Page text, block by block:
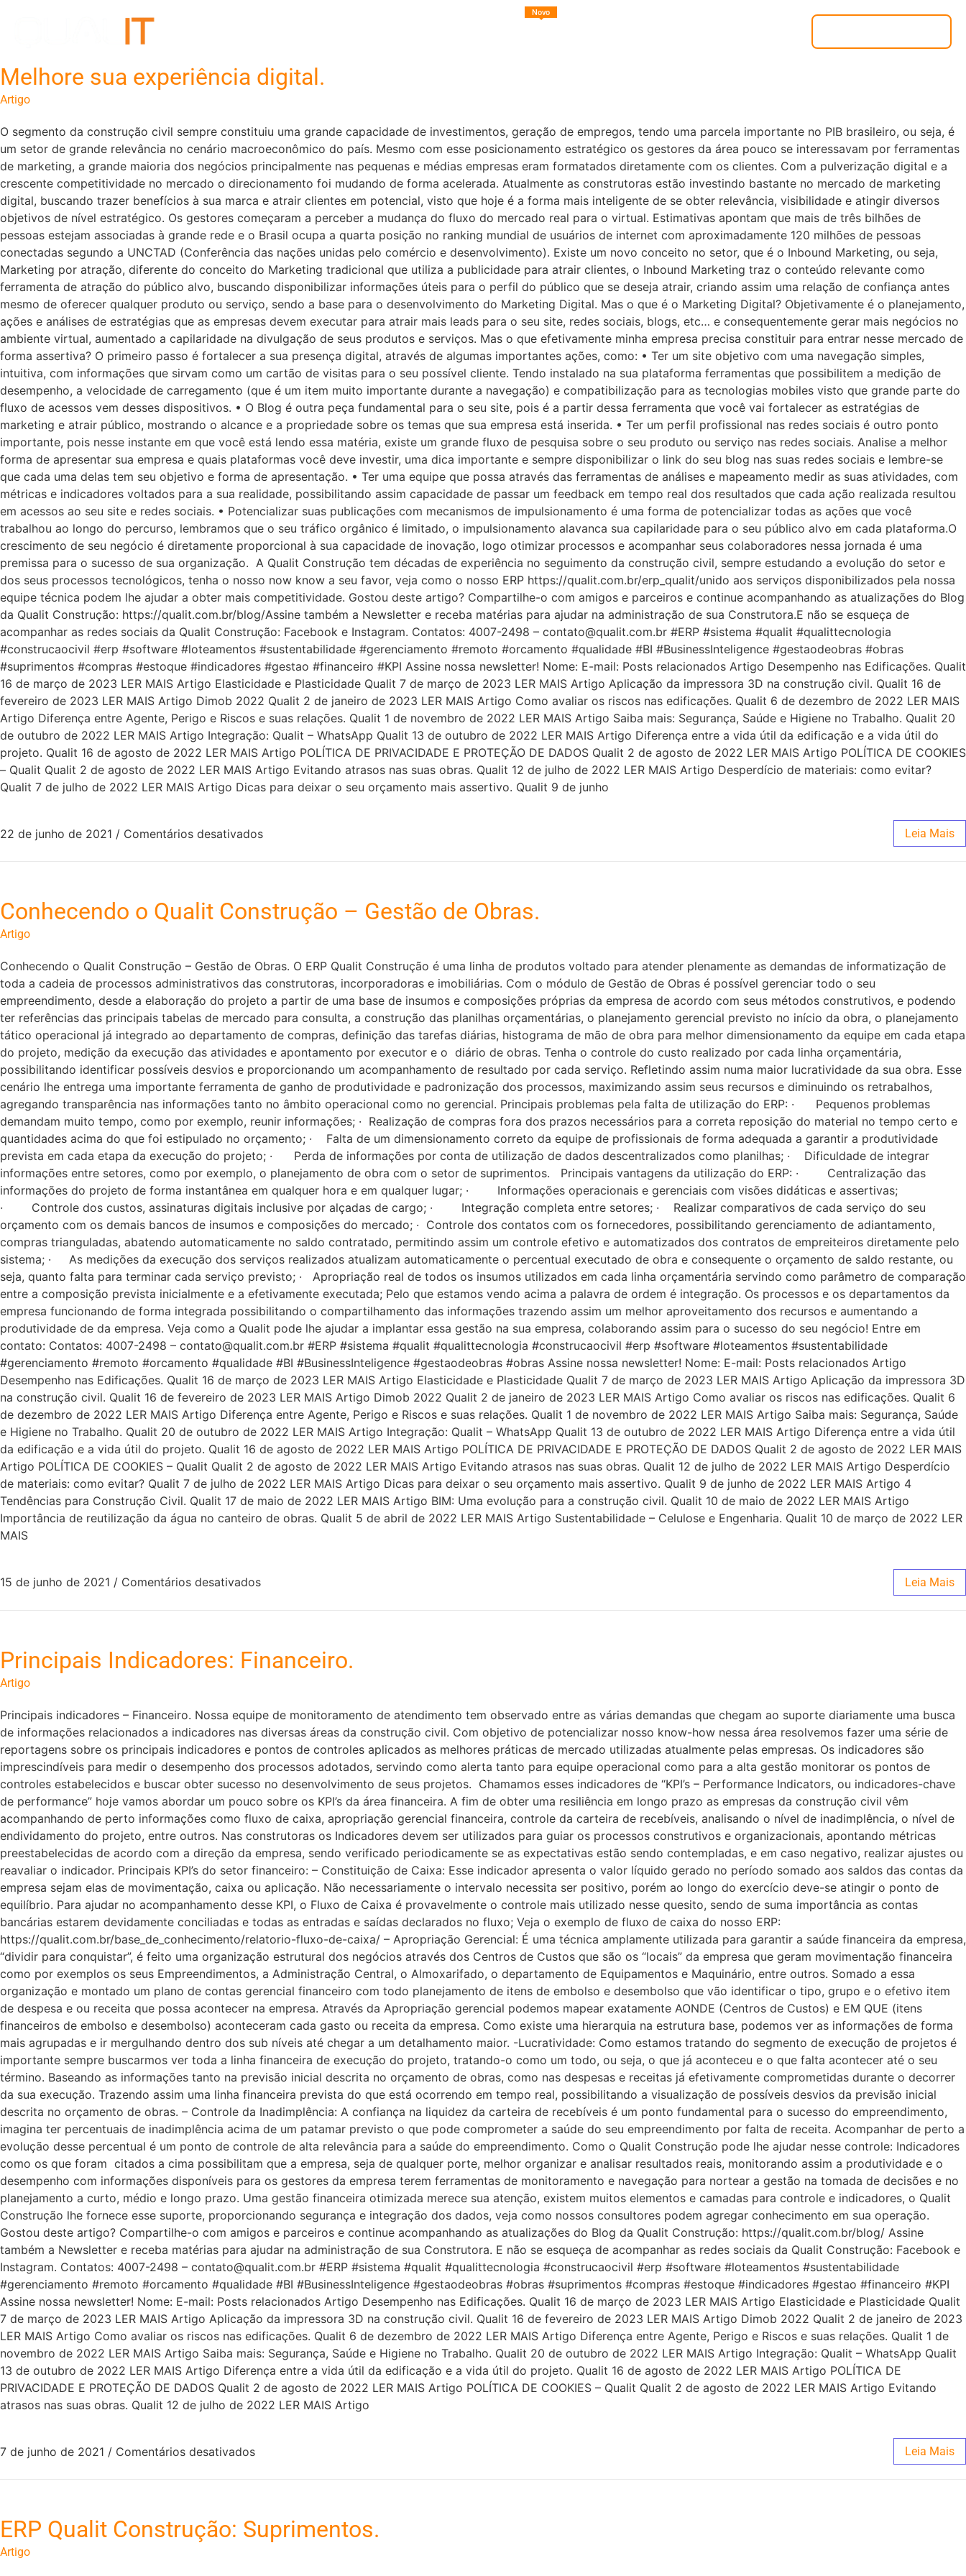
Novo
Melhore sua experiência digital.
Artigo
O segmento da construção civil sempre constituiu uma grande capacidade de investimentos, geração de empregos, tendo uma parcela importante no PIB brasileiro, ou seja, é
um setor de grande relevância no cenário macroeconômico do país. Mesmo com esse posicionamento estratégico os gestores da área pouco se interessavam por ferramentas
de marketing, a grande maioria dos negócios principalmente nas pequenas e médias empresas eram formatados diretamente com os clientes. Com a pulverização digital e a
crescente competitividade no mercado o direcionamento foi mudando de forma acelerada. Atualmente as construtoras estão investindo bastante no mercado de marketing
digital, buscando trazer benefícios à sua marca e atrair clientes em potencial, visto que hoje é a forma mais inteligente de se obter relevância, visibilidade e atingir diversos
objetivos de nível estratégico. Os gestores começaram a perceber a mudança do fluxo do mercado real para o virtual. Estimativas apontam que mais de três bilhões de
pessoas estejam associadas à grande rede e o Brasil ocupa a quarta posição no ranking mundial de usuários de internet com aproximadamente 120 milhões de pessoas
conectadas segundo a UNCTAD (Conferência das nações unidas pelo comércio e desenvolvimento). Existe um novo conceito no setor, que é o Inbound Marketing, ou seja,
Marketing por atração, diferente do conceito do Marketing tradicional que utiliza a publicidade para atrair clientes, o Inbound Marketing traz o conteúdo relevante como
ferramenta de atração do público alvo, buscando disponibilizar informações úteis para o perfil do público que se deseja atrair, criando assim uma relação de confiança antes
mesmo de oferecer qualquer produto ou serviço, sendo a base para o desenvolvimento do Marketing Digital. Mas o que é o Marketing Digital? Objetivamente é o planejamento,
ações e análises de estratégias que as empresas devem executar para atrair mais leads para o seu site, redes sociais, blogs, etc… e consequentemente gerar mais negócios no
ambiente virtual, aumentado a capilaridade na divulgação de seus produtos e serviços. Mas o que efetivamente minha empresa precisa constituir para entrar nesse mercado de
forma assertiva? O primeiro passo é fortalecer a sua presença digital, através de algumas importantes ações, como: • Ter um site objetivo com uma navegação simples,
intuitiva, com informações que sirvam como um cartão de visitas para o seu possível cliente. Tendo instalado na sua plataforma ferramentas que possibilitem a medição de
desempenho, a velocidade de carregamento (que é um item muito importante durante a navegação) e compatibilização para as tecnologias mobiles visto que grande parte do
fluxo de acessos vem desses dispositivos. • O Blog é outra peça fundamental para o seu site, pois é a partir dessa ferramenta que você vai fortalecer as estratégias de
marketing e atrair público, mostrando o alcance e a propriedade sobre os temas que sua empresa está inserida. • Ter um perfil profissional nas redes sociais é outro ponto
importante, pois nesse instante em que você está lendo essa matéria, existe um grande fluxo de pesquisa sobre o seu produto ou serviço nas redes sociais. Analise a melhor
forma de apresentar sua empresa e quais plataformas você deve investir, uma dica importante e sempre disponibilizar o link do seu blog nas suas redes sociais e lembre-se
que cada uma delas tem seu objetivo e forma de apresentação. • Ter uma equipe que possa através das ferramentas de análises e mapeamento medir as suas atividades, com
métricas e indicadores voltados para a sua realidade, possibilitando assim capacidade de passar um feedback em tempo real dos resultados que cada ação realizada resultou
em acessos ao seu site e redes sociais. • Potencializar suas publicações com mecanismos de impulsionamento é uma forma de potencializar todas as ações que você
trabalhou ao longo do percurso, lembramos que o seu tráfico orgânico é limitado, o impulsionamento alavanca sua capilaridade para o seu público alvo em cada plataforma.O
crescimento de seu negócio é diretamente proporcional à sua capacidade de inovação, logo otimizar processos e acompanhar seus colaboradores nessa jornada é uma
premissa para o sucesso de sua organização. A Qualit Construção tem décadas de experiência no seguimento da construção civil, sempre estudando a evolução do setor e
dos seus processos tecnológicos, tenha o nosso now know a seu favor, veja como o nosso ERP https://qualit.com.br/erp_qualit/unido aos serviços disponibilizados pela nossa
equipe técnica podem lhe ajudar a obter mais competitividade. Gostou deste artigo? Compartilhe-o com amigos e parceiros e continue acompanhando as atualizações do Blog
da Qualit Construção: https://qualit.com.br/blog/Assine também a Newsletter e receba matérias para ajudar na administração de sua Construtora.E não se esqueça de
acompanhar as redes sociais da Qualit Construção: Facebook e Instagram. Contatos: 4007-2498 – contato@qualit.com.br #ERP #sistema #qualit #qualittecnologia
#construcaocivil #erp #software #loteamentos #sustentabilidade #gerenciamento #remoto #orcamento #qualidade #BI #BusinessInteligence #gestaodeobras #obras
#suprimentos #compras #estoque #indicadores #gestao #financeiro #KPI Assine nossa newsletter! Nome: E-mail: Posts relacionados Artigo Desempenho nas Edificações. Qualit
16 de março de 2023 LER MAIS Artigo Elasticidade e Plasticidade Qualit 7 de março de 2023 LER MAIS Artigo Aplicação da impressora 3D na construção civil. Qualit 16 de
fevereiro de 2023 LER MAIS Artigo Dimob 2022 Qualit 2 de janeiro de 2023 LER MAIS Artigo Como avaliar os riscos nas edificações. Qualit 6 de dezembro de 2022 LER MAIS
Artigo Diferença entre Agente, Perigo e Riscos e suas relações. Qualit 1 de novembro de 2022 LER MAIS Artigo Saiba mais: Segurança, Saúde e Higiene no Trabalho. Qualit 20
de outubro de 2022 LER MAIS Artigo Integração: Qualit – WhatsApp Qualit 13 de outubro de 2022 LER MAIS Artigo Diferença entre a vida útil da edificação e a vida útil do
projeto. Qualit 16 de agosto de 2022 LER MAIS Artigo POLÍTICA DE PRIVACIDADE E PROTEÇÃO DE DADOS Qualit 2 de agosto de 2022 LER MAIS Artigo POLÍTICA DE COOKIES
– Qualit Qualit 2 de agosto de 2022 LER MAIS Artigo Evitando atrasos nas suas obras. Qualit 12 de julho de 2022 LER MAIS Artigo Desperdício de materiais: como evitar?
Qualit 7 de julho de 2022 LER MAIS Artigo Dicas para deixar o seu orçamento mais assertivo. Qualit 9 de junho
22 de junho de 2021 / Comentários desativados Leia Mais
Conhecendo o Qualit Construção – Gestão de Obras.
Artigo
Conhecendo o Qualit Construção – Gestão de Obras. O ERP Qualit Construção é uma linha de produtos voltado para atender plenamente as demandas de informatização de
toda a cadeia de processos administrativos das construtoras, incorporadoras e imobiliárias. Com o módulo de Gestão de Obras é possível gerenciar todo o seu
empreendimento, desde a elaboração do projeto a partir de uma base de insumos e composições próprias da empresa de acordo com seus métodos construtivos, e podendo
ter referências das principais tabelas de mercado para consulta, a construção das planilhas orçamentárias, o planejamento gerencial previsto no início da obra, o planejamento
tático operacional já integrado ao departamento de compras, definição das tarefas diárias, histograma de mão de obra para melhor dimensionamento da equipe em cada etapa
do projeto, medição da execução das atividades e apontamento por executor e o diário de obras. Tenha o controle do custo realizado por cada linha orçamentária,
possibilitando identificar possíveis desvios e proporcionando um acompanhamento de resultado por cada serviço. Refletindo assim numa maior lucratividade da sua obra. Esse
cenário lhe entrega uma importante ferramenta de ganho de produtividade e padronização dos processos, maximizando assim seus recursos e diminuindo os retrabalhos,
agregando transparência nas informações tanto no âmbito operacional como no gerencial. Principais problemas pela falta de utilização do ERP: · Pequenos problemas
demandam muito tempo, como por exemplo, reunir informações; · Realização de compras fora dos prazos necessários para a correta reposição do material no tempo certo e
quantidades acima do que foi estipulado no orçamento; · Falta de um dimensionamento correto da equipe de profissionais de forma adequada a garantir a produtividade
prevista em cada etapa da execução do projeto; · Perda de informações por conta de utilização de dados descentralizados como planilhas; · Dificuldade de integrar
informações entre setores, como por exemplo, o planejamento de obra com o setor de suprimentos. Principais vantagens da utilização do ERP: · Centralização das
informações do projeto de forma instantânea em qualquer hora e em qualquer lugar; · Informações operacionais e gerenciais com visões didáticas e assertivas;
· Controle dos custos, assinaturas digitais inclusive por alçadas de cargo; · Integração completa entre setores; · Realizar comparativos de cada serviço do seu
orçamento com os demais bancos de insumos e composições do mercado; · Controle dos contatos com os fornecedores, possibilitando gerenciamento de adiantamento,
compras trianguladas, abatendo automaticamente no saldo contratado, permitindo assim um controle efetivo e automatizados dos contratos de empreiteiros diretamente pelo
sistema; · As medições da execução dos serviços realizados atualizam automaticamente o percentual executado de obra e consequente o orçamento de saldo restante, ou
seja, quanto falta para terminar cada serviço previsto; · Apropriação real de todos os insumos utilizados em cada linha orçamentária servindo como parâmetro de comparação
entre a composição prevista inicialmente e a efetivamente executada; Pelo que estamos vendo acima a palavra de ordem é integração. Os processos e os departamentos da
empresa funcionando de forma integrada possibilitando o compartilhamento das informações trazendo assim um melhor aproveitamento dos recursos e aumentando a
produtividade de da empresa. Veja como a Qualit pode lhe ajudar a implantar essa gestão na sua empresa, colaborando assim para o sucesso do seu negócio! Entre em
contato: Contatos: 4007-2498 – contato@qualit.com.br #ERP #sistema #qualit #qualittecnologia #construcaocivil #erp #software #loteamentos #sustentabilidade
#gerenciamento #remoto #orcamento #qualidade #BI #BusinessInteligence #gestaodeobras #obras Assine nossa newsletter! Nome: E-mail: Posts relacionados Artigo
Desempenho nas Edificações. Qualit 16 de março de 2023 LER MAIS Artigo Elasticidade e Plasticidade Qualit 7 de março de 2023 LER MAIS Artigo Aplicação da impressora 3D
na construção civil. Qualit 16 de fevereiro de 2023 LER MAIS Artigo Dimob 2022 Qualit 2 de janeiro de 2023 LER MAIS Artigo Como avaliar os riscos nas edificações. Qualit 6
de dezembro de 2022 LER MAIS Artigo Diferença entre Agente, Perigo e Riscos e suas relações. Qualit 1 de novembro de 2022 LER MAIS Artigo Saiba mais: Segurança, Saúde
e Higiene no Trabalho. Qualit 20 de outubro de 2022 LER MAIS Artigo Integração: Qualit – WhatsApp Qualit 13 de outubro de 2022 LER MAIS Artigo Diferença entre a vida útil
da edificação e a vida útil do projeto. Qualit 16 de agosto de 2022 LER MAIS Artigo POLÍTICA DE PRIVACIDADE E PROTEÇÃO DE DADOS Qualit 2 de agosto de 2022 LER MAIS
Artigo POLÍTICA DE COOKIES – Qualit Qualit 2 de agosto de 2022 LER MAIS Artigo Evitando atrasos nas suas obras. Qualit 12 de julho de 2022 LER MAIS Artigo Desperdício
de materiais: como evitar? Qualit 7 de julho de 2022 LER MAIS Artigo Dicas para deixar o seu orçamento mais assertivo. Qualit 9 de junho de 2022 LER MAIS Artigo 4
Tendências para Construção Civil. Qualit 17 de maio de 2022 LER MAIS Artigo BIM: Uma evolução para a construção civil. Qualit 10 de maio de 2022 LER MAIS Artigo
Importância de reutilização da água no canteiro de obras. Qualit 5 de abril de 2022 LER MAIS Artigo Sustentabilidade – Celulose e Engenharia. Qualit 10 de março de 2022 LER
MAIS
15 de junho de 2021 / Comentários desativados Leia Mais
Principais Indicadores: Financeiro.
Artigo
Principais indicadores – Financeiro. Nossa equipe de monitoramento de atendimento tem observado entre as várias demandas que chegam ao suporte diariamente uma busca
de informações relacionados a indicadores nas diversas áreas da construção civil. Com objetivo de potencializar nosso know-how nessa área resolvemos fazer uma série de
reportagens sobre os principais indicadores e pontos de controles aplicados as melhores práticas de mercado utilizadas atualmente pelas empresas. Os indicadores são
imprescindíveis para medir o desempenho dos processos adotados, servindo como alerta tanto para equipe operacional como para a alta gestão monitorar os pontos de
controles estabelecidos e buscar obter sucesso no desenvolvimento de seus projetos. Chamamos esses indicadores de “KPI’s – Performance Indicators, ou indicadores-chave
de performance” hoje vamos abordar um pouco sobre os KPI’s da área financeira. A fim de obter uma resiliência em longo prazo as empresas da construção civil vêm
acompanhando de perto informações como fluxo de caixa, apropriação gerencial financeira, controle da carteira de recebíveis, analisando o nível de inadimplência, o nível de
endividamento do projeto, entre outros. Nas construtoras os Indicadores devem ser utilizados para guiar os processos construtivos e organizacionais, apontando métricas
preestabelecidas de acordo com a direção da empresa, sendo verificado periodicamente se as expectativas estão sendo contempladas, e em caso negativo, realizar ajustes ou
reavaliar o indicador. Principais KPI’s do setor financeiro: – Constituição de Caixa: Esse indicador apresenta o valor líquido gerado no período somado aos saldos das contas da
empresa sejam elas de movimentação, caixa ou aplicação. Não necessariamente o intervalo necessita ser positivo, porém ao longo do exercício deve-se atingir o ponto de
equilíbrio. Para ajudar no acompanhamento desse KPI, o Fluxo de Caixa é provavelmente o controle mais utilizado nesse quesito, sendo de suma importância as contas
bancárias estarem devidamente conciliadas e todas as entradas e saídas declarados no fluxo; Veja o exemplo de fluxo de caixa do nosso ERP:
https://qualit.com.br/base_de_conhecimento/relatorio-fluxo-de-caixa/ – Apropriação Gerencial: É uma técnica amplamente utilizada para garantir a saúde financeira da empresa,
“dividir para conquistar”, é feito uma organização estrutural dos negócios através dos Centros de Custos que são os “locais” da empresa que geram movimentação financeira
como por exemplos os seus Empreendimentos, a Administração Central, o Almoxarifado, o departamento de Equipamentos e Maquinário, entre outros. Somado a essa
organização e montado um plano de contas gerencial financeiro com todo planejamento de itens de embolso e desembolso que vão identificar o tipo, grupo e o efetivo item
de despesa e ou receita que possa acontecer na empresa. Através da Apropriação gerencial podemos mapear exatamente AONDE (Centros de Custos) e EM QUE (itens
financeiros de embolso e desembolso) aconteceram cada gasto ou receita da empresa. Como existe uma hierarquia na estrutura base, podemos ver as informações de forma
mais agrupadas e ir mergulhando dentro dos sub níveis até chegar a um detalhamento maior. -Lucratividade: Como estamos tratando do segmento de execução de projetos é
importante sempre buscarmos ver toda a linha financeira de execução do projeto, tratando-o como um todo, ou seja, o que já aconteceu e o que falta acontecer até o seu
término. Baseando as informações tanto na previsão inicial descrita no orçamento de obras, como nas despesas e receitas já efetivamente comprometidas durante o decorrer
da sua execução. Trazendo assim uma linha financeira prevista do que está ocorrendo em tempo real, possibilitando a visualização de possíveis desvios da previsão inicial
descrita no orçamento de obras. – Controle da Inadimplência: A confiança na liquidez da carteira de recebíveis é um ponto fundamental para o sucesso do empreendimento,
imagina ter percentuais de inadimplência acima de um patamar previsto o que pode comprometer a saúde do seu empreendimento por falta de receita. Acompanhar de perto a
evolução desse percentual é um ponto de controle de alta relevância para a saúde do empreendimento. Como o Qualit Construção pode lhe ajudar nesse controle: Indicadores
como os que foram citados a cima possibilitam que a empresa, seja de qualquer porte, melhor organizar e analisar resultados reais, monitorando assim a produtividade e o
desempenho com informações disponíveis para os gestores da empresa terem ferramentas de monitoramento e navegação para nortear a gestão na tomada de decisões e no
planejamento a curto, médio e longo prazo. Uma gestão financeira otimizada merece sua atenção, existem muitos elementos e camadas para controle e indicadores, o Qualit
Construção lhe fornece esse suporte, proporcionando segurança e integração dos dados, veja como nossos consultores podem agregar conhecimento em sua operação.
Gostou deste artigo? Compartilhe-o com amigos e parceiros e continue acompanhando as atualizações do Blog da Qualit Construção: https://qualit.com.br/blog/ Assine
também a Newsletter e receba matérias para ajudar na administração de sua Construtora. E não se esqueça de acompanhar as redes sociais da Qualit Construção: Facebook e
Instagram. Contatos: 4007-2498 – contato@qualit.com.br #ERP #sistema #qualit #qualittecnologia #construcaocivil #erp #software #loteamentos #sustentabilidade
#gerenciamento #remoto #orcamento #qualidade #BI #BusinessInteligence #gestaodeobras #obras #suprimentos #compras #estoque #indicadores #gestao #financeiro #KPI
Assine nossa newsletter! Nome: E-mail: Posts relacionados Artigo Desempenho nas Edificações. Qualit 16 de março de 2023 LER MAIS Artigo Elasticidade e Plasticidade Qualit
7 de março de 2023 LER MAIS Artigo Aplicação da impressora 3D na construção civil. Qualit 16 de fevereiro de 2023 LER MAIS Artigo Dimob 2022 Qualit 2 de janeiro de 2023
LER MAIS Artigo Como avaliar os riscos nas edificações. Qualit 6 de dezembro de 2022 LER MAIS Artigo Diferença entre Agente, Perigo e Riscos e suas relações. Qualit 1 de
novembro de 2022 LER MAIS Artigo Saiba mais: Segurança, Saúde e Higiene no Trabalho. Qualit 20 de outubro de 2022 LER MAIS Artigo Integração: Qualit – WhatsApp Qualit
13 de outubro de 2022 LER MAIS Artigo Diferença entre a vida útil da edificação e a vida útil do projeto. Qualit 16 de agosto de 2022 LER MAIS Artigo POLÍTICA DE
PRIVACIDADE E PROTEÇÃO DE DADOS Qualit 2 de agosto de 2022 LER MAIS Artigo POLÍTICA DE COOKIES – Qualit Qualit 2 de agosto de 2022 LER MAIS Artigo Evitando
atrasos nas suas obras. Qualit 12 de julho de 2022 LER MAIS Artigo
7 de junho de 2021 / Comentários desativados Leia Mais
ERP Qualit Construção: Suprimentos.
Artigo